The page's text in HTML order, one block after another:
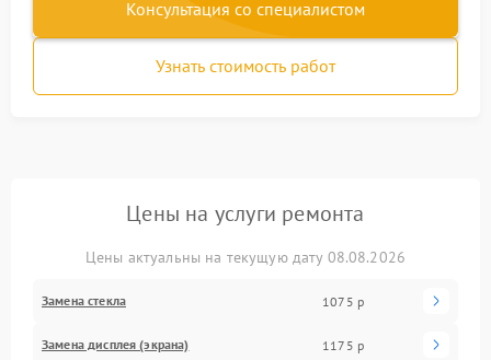
Консультация со специалистом
Узнать стоимость работ
Цены на услуги ремонта
Цены актуальны на текущую дату 08.08.2026
Замена стекла 1075 р
Замена дисплея (экрана) 1175 р